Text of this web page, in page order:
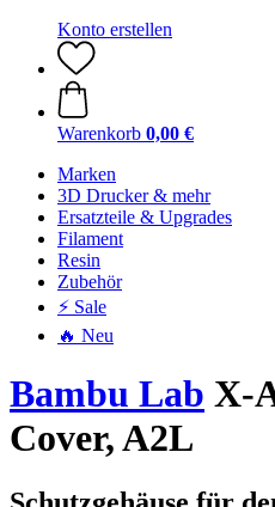
Konto erstellen
Warenkorb 0,00 €
Marken
3D Drucker & mehr
Ersatzteile & Upgrades
Filament
Resin
Zubehör
⚡ Sale
🔥 Neu
Bambu Lab X-
Cover, A2L